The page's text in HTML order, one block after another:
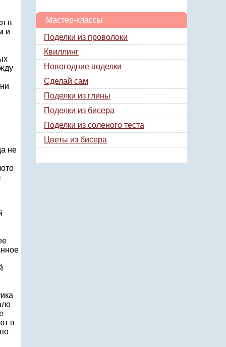
в
и
не
в
Мастер-классы
Поделки из проволоки
Квиллинг
Новогодние поделки
Сделай сам
Поделки из глины
Поделки из бисера
Поделки из соленого теста
Цветы из бисера